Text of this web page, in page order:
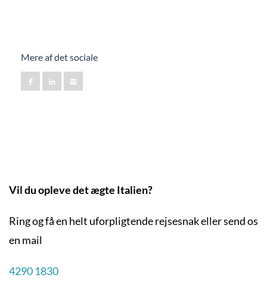
Mere af det sociale
Vil du opleve det ægte Italien?
Ring og få en helt uforpligtende rejsesnak eller send os
en mail
4290 1830